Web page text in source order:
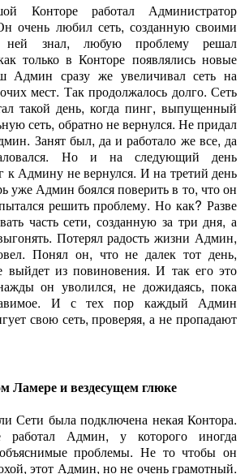
Конторе работал Администратор
очень любил сеть, созданную своими
знал, любую проблему решал
только в Конторе появлялись новые
Админ сразу же увеличивал сеть на
мест. Так продолжалось долго. Сеть
такой день, когда пинг, выпущенный
сеть, обратно не вернулся. Не придал
Занят был, да и работало же все, да
Но и на следующий день
Админу не вернулся. И на третий день
уже Админ боялся поверить в то, что он
решить проблему. Но как? Разве
часть сети, созданную за три дня, а
Потерял радость жизни Админ,
Понял он, что не далек тот день,
выйдет из повиновения. И так его это
он уволился, не дожидаясь, пока
И с тех пор каждый Админ
свою сеть, проверяя, а не пропадают
Ламере и вездесущем глюке
Сети была подключена некая Контора.
Админ, у которого иногда
проблемы. Не то чтобы он
этот Админ, но не очень грамотный.